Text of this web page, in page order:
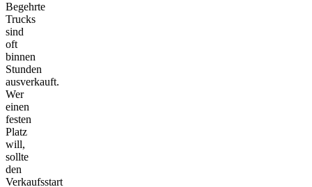
Begehrte
Trucks
sind
oft
binnen
Stunden
ausverkauft.
Wer
einen
festen
Platz
will,
sollte
den
Verkaufsstart